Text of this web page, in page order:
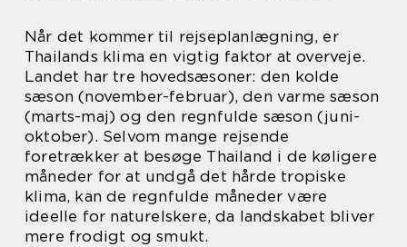
Når det kommer til rejseplanlægning, er
Thailands klima en vigtig faktor at overveje.
Landet har tre hovedsæsoner: den kolde
sæson (november-februar), den varme sæson
(marts-maj) og den regnfulde sæson (juni-
oktober). Selvom mange rejsende
foretrækker at besøge Thailand i de køligere
måneder for at undgå det hårde tropiske
klima, kan de regnfulde måneder være
ideelle for naturelskere, da landskabet bliver
mere frodigt og smukt.